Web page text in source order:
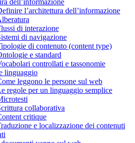
dell’informazione
l’architettura dell’informazione
di interazione
di navigazione
di contenuto (content type)
e standard
controllati e tassonomie
linguaggio
leggono le persone sul web
regole per un linguaggio semplice
collaborativa
critique
e localizzazione dei contenuti